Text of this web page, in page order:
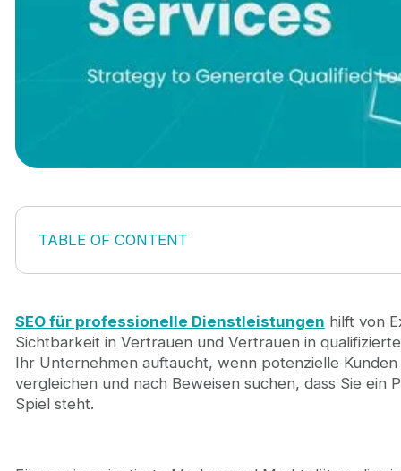
TABLE OF CONTENT
Was SEO für professionelle Dienstleistungen
So suchen Käufer heute nach professionellen
Kern-SEO-Strategien für professionelle
Kernseiten, die Kaufentscheidungen
Inhaltsstrategie zur Unterstützung von
Technisches SEO für professionelle
SEO für professionelle Dienstleistungen hilft von
Sichtbarkeit in Vertrauen und Vertrauen in
Ihr Unternehmen auftaucht, wenn potenzielle
vergleichen und nach Beweisen suchen, dass Sie ein
Spiel steht.